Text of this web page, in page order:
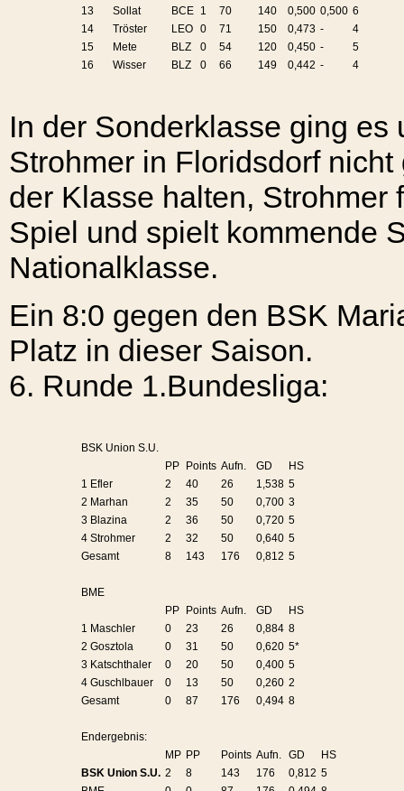
13
Sollat BCE 1 70 140 0,500 0,500 6
14
Tröster LEO 0 71 150 0,473 -
4
15
Mete BLZ 0 54 120 0,450 -
5
16
Wisser BLZ 0 66 149 0,442 - 4
In der Sonderklasse ging
Strohmer in Floridsdorf
der Klasse halten, Strohmer
Spiel und spielt kommende
Nationalklasse.
Ein 8:0 gegen den BSK
Platz in dieser Saison.
6. Runde 1.Bundesliga:
BSK Union S.U.
PP
Points Aufn. GD
HS
1 Efler
2 40 26 1,538 5
2 Marhan
2 35 50 0,700 3
3 Blazina
2 36 50 0,720 5
4 Strohmer
2 32 50 0,640 5
Gesamt
8 143 176 0,812 5
BME
PP
Points Aufn. GD
HS
1 Maschler
0 23 26 0,884 8
2 Gosztola
0 31 50 0,620 5*
3 Katschthaler
0 20 50 0,400 5
4 Guschlbauer
0 13 50 0,260 2
Gesamt
0 87 176 0,494 8
Endergebnis:
MP PP Points Aufn. GD
HS
BSK Union S.U. 2 8 143 176 0,812 5